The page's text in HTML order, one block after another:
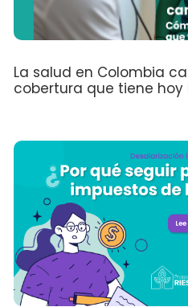
La salud en Colombia
cobertura que tiene hoy